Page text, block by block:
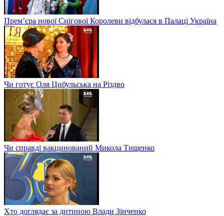
Прем’єра нової Снігової Королеви відбулася в Палаці Україна
Чи готує Оля Цибульська на Різдво
Чи справді вакцинований Микола Тищенко
Хто доглядає за дитиною Влади Зінченко